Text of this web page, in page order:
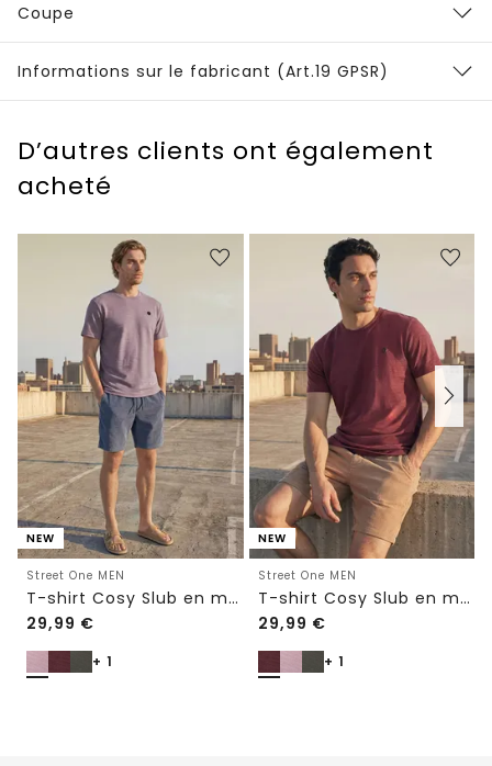
Coupe
Informations sur le fabricant (Art.19 GPSR)
D’autres clients ont également
acheté
NEW
Street One MEN
T-shirt Cosy Slub en maille texturée
29,99 €
+ 1
NEW
Street One MEN
T-shirt Cosy Slub en maille texturée
29,99 €
+ 1